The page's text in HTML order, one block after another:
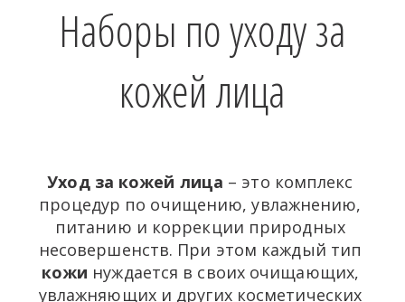
Наборы по уходу за
кожей лица
Уход за кожей лица – это комплекс
процедур по очищению, увлажнению,
питанию и коррекции природных
кожи нуждается в своих очищающих,
увлажняющих и других косметических